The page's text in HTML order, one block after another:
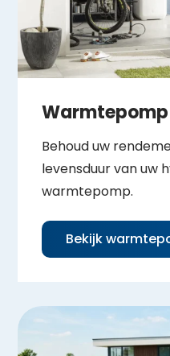
Behoud uw
levensduur van uw
warmtepomp.
Bekijk